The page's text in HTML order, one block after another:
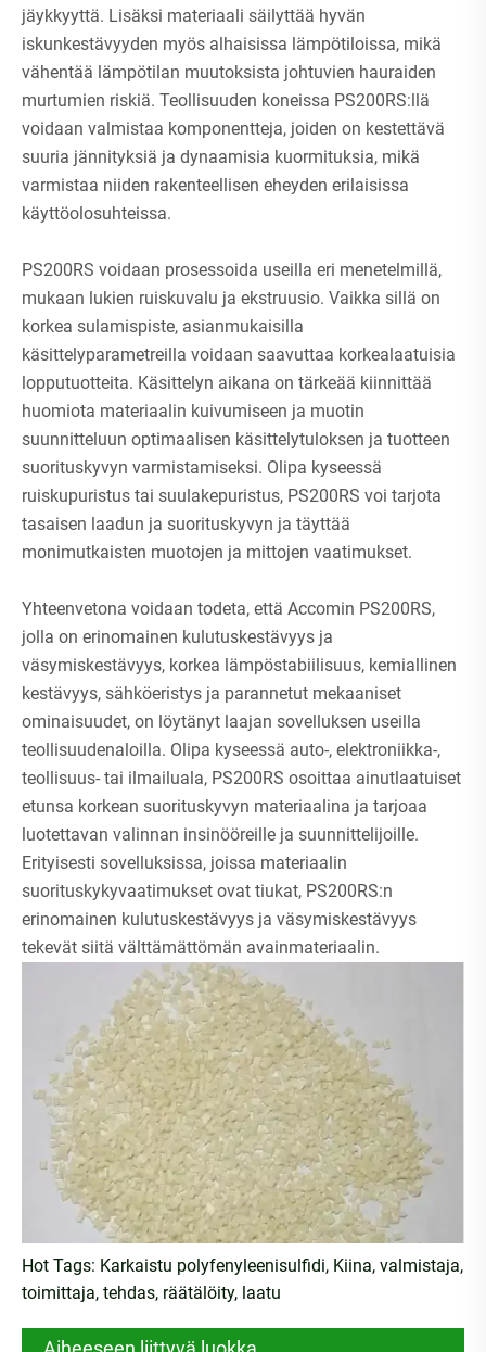
jäykkyyttä. Lisäksi materiaali säilyttää hyvän
iskunkestävyyden myös alhaisissa lämpötiloissa, mikä
vähentää lämpötilan muutoksista johtuvien hauraiden
murtumien riskiä. Teollisuuden koneissa PS200RS:llä
voidaan valmistaa komponentteja, joiden on kestettävä
suuria jännityksiä ja dynaamisia kuormituksia, mikä
varmistaa niiden rakenteellisen eheyden erilaisissa
käyttöolosuhteissa.
PS200RS voidaan prosessoida useilla eri menetelmillä,
mukaan lukien ruiskuvalu ja ekstruusio. Vaikka sillä on
korkea sulamispiste, asianmukaisilla
käsittelyparametreilla voidaan saavuttaa korkealaatuisia
lopputuotteita. Käsittelyn aikana on tärkeää kiinnittää
huomiota materiaalin kuivumiseen ja muotin
suunnitteluun optimaalisen käsittelytuloksen ja tuotteen
suorituskyvyn varmistamiseksi. Olipa kyseessä
ruiskupuristus tai suulakepuristus, PS200RS voi tarjota
tasaisen laadun ja suorituskyvyn ja täyttää
monimutkaisten muotojen ja mittojen vaatimukset.
Yhteenvetona voidaan todeta, että Accomin PS200RS,
jolla on erinomainen kulutuskestävyys ja
väsymiskestävyys, korkea lämpöstabiilisuus, kemiallinen
kestävyys, sähköeristys ja parannetut mekaaniset
ominaisuudet, on löytänyt laajan sovelluksen useilla
teollisuudenaloilla. Olipa kyseessä auto-, elektroniikka-,
teollisuus- tai ilmailuala, PS200RS osoittaa ainutlaatuiset
etunsa korkean suorituskyvyn materiaalina ja tarjoaa
luotettavan valinnan insinööreille ja suunnittelijoille.
Erityisesti sovelluksissa, joissa materiaalin
suorituskykyvaatimukset ovat tiukat, PS200RS:n
erinomainen kulutuskestävyys ja väsymiskestävyys
tekevät siitä välttämättömän avainmateriaalin.
Hot Tags: Karkaistu polyfenyleenisulfidi, Kiina, valmistaja,
toimittaja, tehdas, räätälöity, laatu